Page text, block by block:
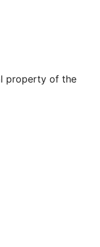
property of the